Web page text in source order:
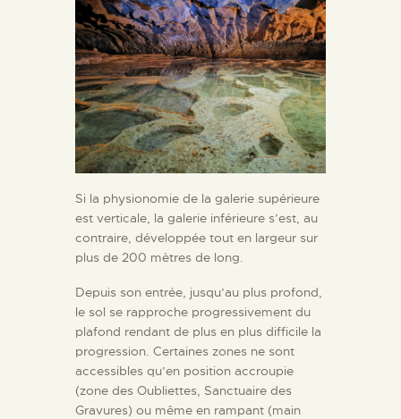
CONTACTE
PROJECTES
Si la physionomie de la galerie supérieure
est verticale, la galerie inférieure s’est, au
contraire, développée tout en largeur sur
plus de 200 mètres de long.
Depuis son entrée, jusqu’au plus profond,
le sol se rapproche progressivement du
plafond rendant de plus en plus difficile la
progression. Certaines zones ne sont
accessibles qu’en position accroupie
(zone des Oubliettes, Sanctuaire des
Gravures) ou même en rampant (main